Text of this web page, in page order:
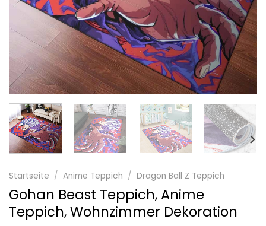
Startseite / Anime Teppich / Dragon Ball Z Teppich
Gohan Beast Teppich, Anime
Teppich, Wohnzimmer Dekoration